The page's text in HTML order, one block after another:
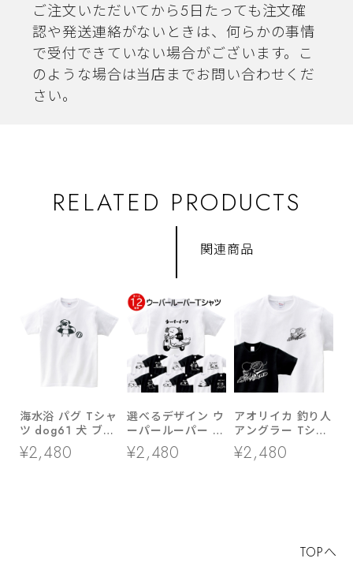
ご注文いただいてから5日たっても注文確
認や発送連絡がないときは、何らかの事情
で受付できていない場合がございます。こ
のような場合は当店までお問い合わせくだ
さい。
RELATED PRODUCTS
関連商品
海水浴 パグ Tシャ
ツ dog61 犬 ブヒ
パグ 好き 服 ゆる
い イラスト
¥2,480
選べるデザイン ウ
ーパールーパー T
シャツ am99 両生
類 アニマル
¥2,480
アオリイカ 釣り人
アングラー Tシャ
ツ rf28 あおりい
か ルアーフィッシ
¥2,480
TOPへ